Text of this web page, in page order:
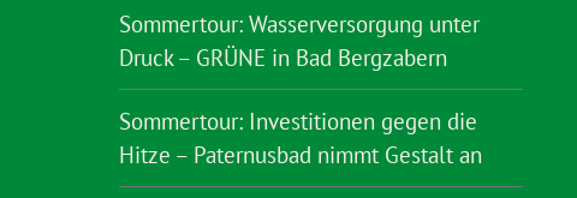
Sommertour: Wasserversorgung unter
Druck – GRÜNE in Bad Bergzabern
Sommertour: Investitionen gegen die
Hitze – Paternusbad nimmt Gestalt an